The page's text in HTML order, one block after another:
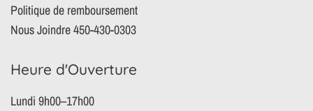
Politique de remboursement
Nous Joindre 450-430-0303
Heure d'Ouverture
Lundi 9h00–17h00